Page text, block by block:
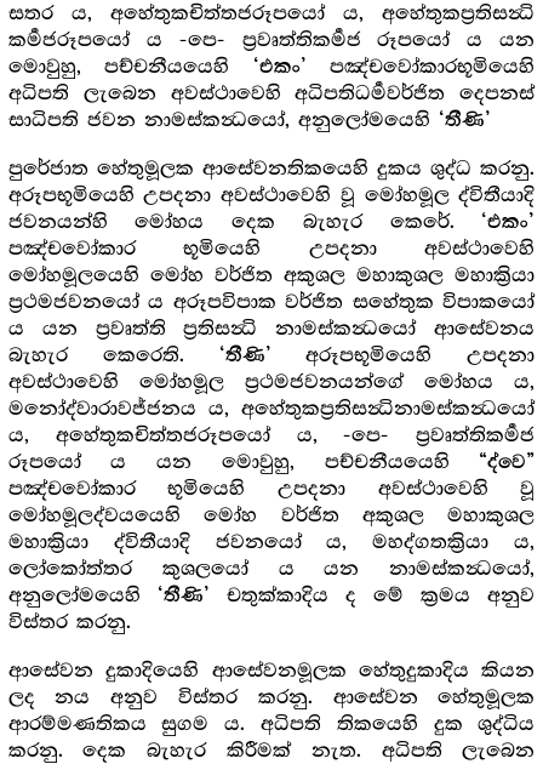
සතර ය, අහේතුකචිත්තජරූපයෝ ය, අහේතුකප්‍රතිසන්‍ධි
කර්‍මජරූපයෝ ය -පෙ- ප්‍රවෘත්තිකර්‍මජ රූපයෝ ය යන
මොවුහු, පච්චනීයයෙහි ‘එකං’ පඤ්චවෝකාරභූමියෙහි
අධිපති ලැබෙන අවස්ථාවෙහි අධිපතිධර්‍මවර්ජිත දෙපනස්
සාධිපති ජවන නාමස්කන්‍ධයෝ, අනුලෝමයෙහි ‘තීණි’
පුරේජාත හේතුමූලක ආසේවනතිකයෙහි දුකය ශුද්ධ කරනු.
අරූපභූමියෙහි උපදනා අවස්ථාවෙහි වූ මෝහමූල ද්විතීයාදි
ජවනයන්හි මෝහය දෙක බැහැර කෙරේ. ‘එකං’
පඤ්චවෝකාර භූමියෙහි උපදනා අවස්ථාවෙහි
මෝහමූලයෙහි මෝහ වර්ජිත අකුශල මහාකුශල මහාක්‍රියා
ප්‍රථමජවනයෝ ය අරූපවිපාක වර්ජිත සහේතුක විපාකයෝ
ය යන ප්‍රවෘත්ති ප්‍රතිසන්‍ධි නාමස්කන්‍ධයෝ ආසේවනය
බැහැර කෙරෙති.
‘තීණි’ අරූපභූමියෙහි උපදනා
අවස්ථාවෙහි මෝහමූල ප්‍රථමජවනයන්ගේ මෝහය ය,
මනෝද්වාරාවජ්ජනය ය, අහේතුකප්‍රතිසන්‍ධිනාමස්කන්‍ධයෝ
ය, අහේතුකචිත්තජරූපයෝ ය, -පෙ- ප්‍රවෘත්තිකර්‍මජ
රූපයෝ ය යන මොවුහු, පච්චනීයයෙහි “ද්වෙ”
පඤ්චවෝකාර භූමියෙහි උපදනා අවස්ථාවෙහි වූ
මෝහමූලද්වයයෙහි මෝහ වර්ජිත අකුශල මහාකුශල
මහාක්‍රියා ද්විතීයාදි ජවනයෝ ය, මහද්ගතක්‍රියා ය,
ලෝකෝත්තර කුශලයෝ ය යන නාමස්කන්‍ධයෝ,
අනුලෝමයෙහි ‘තීණි’ චතුක්කාදිය ද මේ ක්‍රමය අනුව
විස්තර කරනු.
ආසේවන දුකාදියෙහි ආසේවනමූලක හේතුදුකාදිය කියන
ලද නය අනුව විස්තර කරනු. ආසේවන හේතුමූලක
ආරම්මණතිකය සුගම ය. අධිපති තිකයෙහි දුක ශුද්ධිය
කරනු. දෙක බැහැර කිරීමක් නැත. අධිපති ලැබෙන